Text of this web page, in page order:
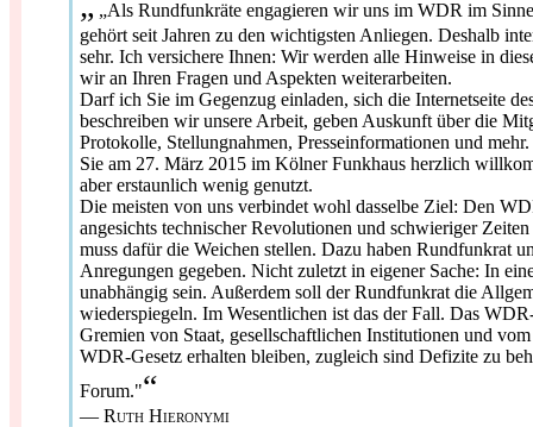
„Als Rundfunkräte engagieren wir uns im WDR im
gehört seit Jahren zu den wichtigsten Anliegen. Deshalb
sehr. Ich versichere Ihnen: Wir werden alle Hinweise in
wir an Ihren Fragen und Aspekten weiterarbeiten.
Darf ich Sie im Gegenzug einladen, sich die Internetseite
beschreiben wir unsere Arbeit, geben Auskunft über die
Protokolle, Stellungnahmen, Presseinformationen und
Sie am 27. März 2015 im Kölner Funkhaus herzlich
aber erstaunlich wenig genutzt.
Die meisten von uns verbindet wohl dasselbe Ziel: Den
angesichts technischer Revolutionen und schwieriger
muss dafür die Weichen stellen. Dazu haben Rundfunkrat
Anregungen gegeben. Nicht zuletzt in eigener Sache: In
unabhängig sein. Außerdem soll der Rundfunkrat die
wiederspiegeln. Im Wesentlichen ist das der Fall. Das
Gremien von Staat, gesellschaftlichen Institutionen und
WDR-Gesetz erhalten bleiben, zugleich sind Defizite zu
Forum."“
— Ruth Hieronymi